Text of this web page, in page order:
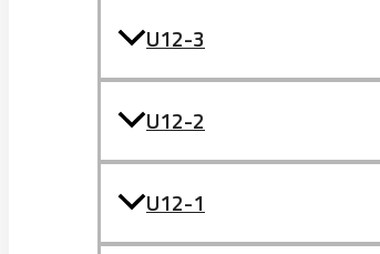
U12-3
U12-2
U12-1